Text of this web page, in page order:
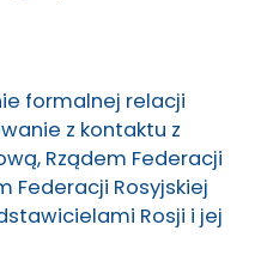
formalnej relacji
z kontaktu z
Rządem Federacji
Federacji Rosyjskiej
Rosji i jej